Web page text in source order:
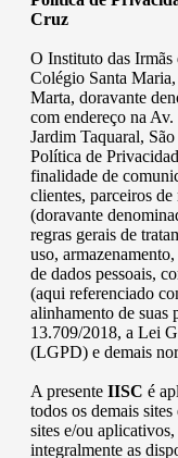
Cruz
O Instituto das Irmãs
Colégio Santa
Marta, doravante
com endereço na
Jardim Taquaral,
Política de
finalidade de
clientes, parceiros
(doravante
regras gerais de
uso,
de dados pessoais,
(aqui referenciado
alinhamento de suas
13.709/2018, a Lei
(LGPD) e demais
A presente IISC é
todos os demais
sites e/ou aplicativos,
integralmente as